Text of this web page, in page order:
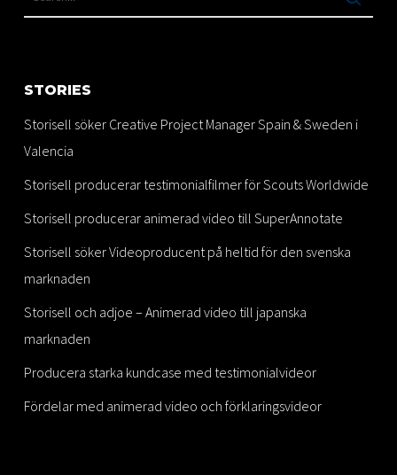
STORIES
Storisell söker Creative Project Manager Spain & Sweden i
Valencia
Storisell producerar testimonialfilmer för Scouts Worldwide
Storisell producerar animerad video till SuperAnnotate
Storisell söker Videoproducent på heltid för den svenska
marknaden
Storisell och adjoe – Animerad video till japanska
marknaden
Producera starka kundcase med testimonialvideor
Fördelar med animerad video och förklaringsvideor